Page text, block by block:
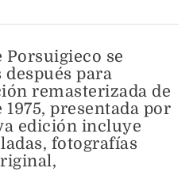
Porsuigieco se
para
remasterizada de
presentada por
edición incluye
fotografías